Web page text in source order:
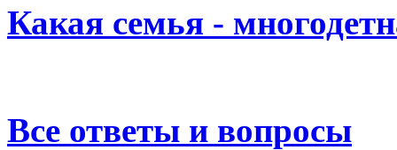
Какая семья -
Все ответы и вопросы